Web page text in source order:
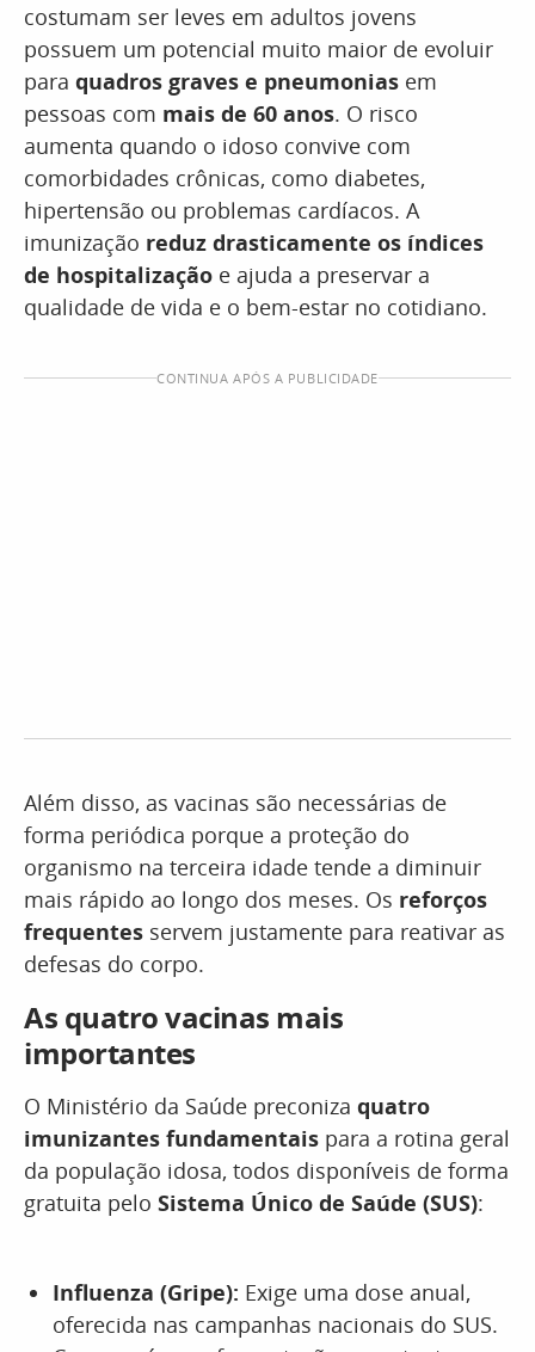
costumam ser leves em adultos jovens
possuem um potencial muito maior de evoluir
para quadros graves e pneumonias em
pessoas com mais de 60 anos. O risco
aumenta quando o idoso convive com
comorbidades crônicas, como diabetes,
hipertensão ou problemas cardíacos. A
imunização reduz drasticamente os índices
de hospitalização e ajuda a preservar a
qualidade de vida e o bem-estar no cotidiano.
CONTINUA APÓS A PUBLICIDADE
Além disso, as vacinas são necessárias de
forma periódica porque a proteção do
organismo na terceira idade tende a diminuir
mais rápido ao longo dos meses. Os reforços
frequentes servem justamente para reativar as
defesas do corpo.
As quatro vacinas mais
importantes
O Ministério da Saúde preconiza quatro
imunizantes fundamentais para a rotina geral
da população idosa, todos disponíveis de forma
gratuita pelo Sistema Único de Saúde (SUS):
Influenza (Gripe): Exige uma dose anual,
oferecida nas campanhas nacionais do SUS.